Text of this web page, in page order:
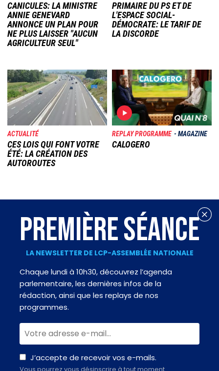
CANICULES: LA MINISTRE
ANNIE GENEVARD
ANNONCE UN PLAN POUR
NE PLUS LAISSER "AUCUN
AGRICULTEUR SEUL"
PRIMAIRE DU PS ET DE
L'ESPACE SOCIAL-
DÉMOCRATE: LE TARIF DE
LA DISCORDE
Image
ACTUALITÉ
CES LOIS QUI FONT VOTRE
ÉTÉ: LA CRÉATION DES
AUTOROUTES
Image
REPLAY PROGRAMME MAGAZINE
CALOGERO
PREMIÈRE SÉANCE
LA NEWSLETTER DE LCP-ASSEMBLÉE NATIONALE
Chaque lundi à 10h30, découvrez l’agenda
parlementaire, les dernières infos de la
rédaction, ainsi que les replays de nos
programmes.
J’accepte de recevoir vos e-mails.